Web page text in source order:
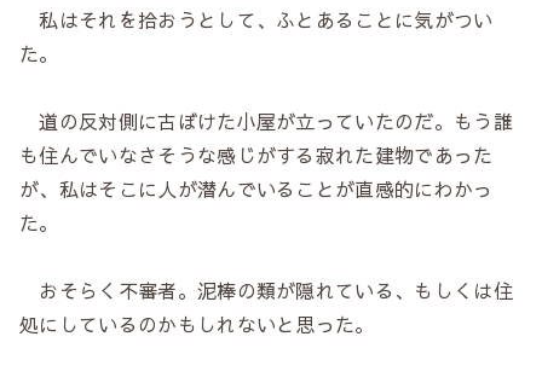
私はそれを拾おうとして、ふとあることに気がつい
た。
道の反対側に古ぼけた小屋が立っていたのだ。もう誰
も住んでいなさそうな感じがする寂れた建物であった
が、私はそこに人が潜んでいることが直感的にわかっ
た。
おそらく不審者。泥棒の類が隠れている、もしくは住
処にしているのかもしれないと思った。